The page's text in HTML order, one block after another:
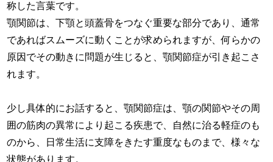
称した言葉です。
顎関節は、下顎と頭蓋骨をつなぐ重要な部分であり、通常
であればスムーズに動くことが求められますが、何らかの
原因でその動きに問題が生じると、顎関節症が引き起こさ
れます。
少し具体的にお話すると、顎関節症は、顎の関節やその周
囲の筋肉の異常により起こる疾患で、自然に治る軽症のも
のから、日常生活に支障をきたす重度なものまで、様々な
状態があります。